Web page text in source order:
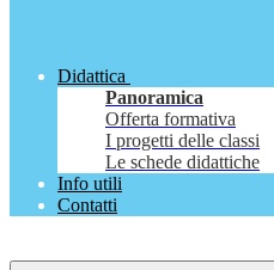
Didattica
Panoramica
Offerta formativa
I progetti delle classi
Le schede didattiche
Info utili
Contatti